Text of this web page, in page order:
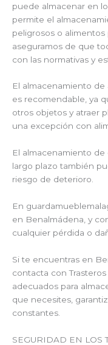
puede almacenar en
permite el
peligrosos o
aseguramos de que
con las normativas y
El almacenamiento
es recomendable, ya
otros objetos y atraer
una excepción con
El almacenamiento
largo plazo también
riesgo de deterioro.
En
en Benalmádena, y
cualquier pérdida o
Si te encuentras en
contacta con
adecuados para
que necesites,
constantes.
SEGURIDAD EN LOS